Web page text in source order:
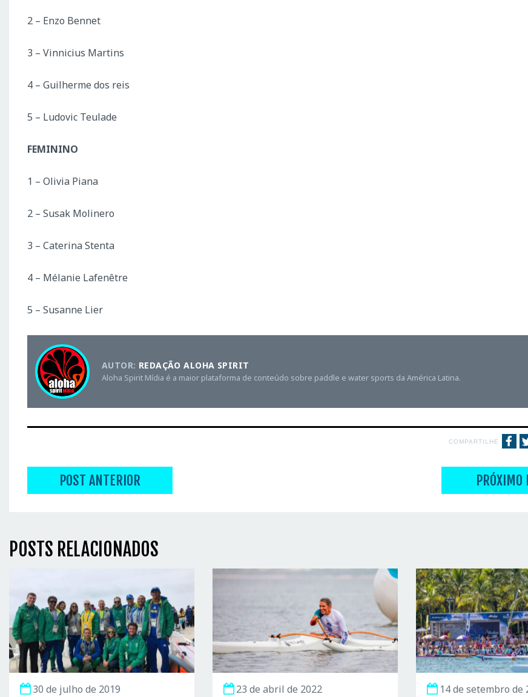
2 – Enzo Bennet
3 – Vinnicius Martins
4 – Guilherme dos reis
5 – Ludovic Teulade
FEMININO
1 – Olivia Piana
2 – Susak Molinero
3 – Caterina Stenta
4 – Mélanie Lafenêtre
5 – Susanne Lier
AUTOR: REDAÇÃO ALOHA SPIRIT
Aloha Spirit Mídia é a maior plataforma de conteúdo sobre paddle e water sports da América Latina.
COMPARTILHE
POST ANTERIOR PRÓXIMO
POSTS RELACIONADOS
30 de julho de 2019 23 de abril de 2022 14 de setembro de